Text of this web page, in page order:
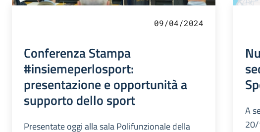
09/04/2024
Conferenza Stampa
#insiemeperlosport:
presentazione e opportunità a
supporto dello sport
Presentate oggi alla sala Polifunzionale della
A
20/